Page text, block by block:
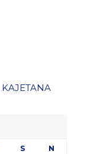
KAJETANA
S
N